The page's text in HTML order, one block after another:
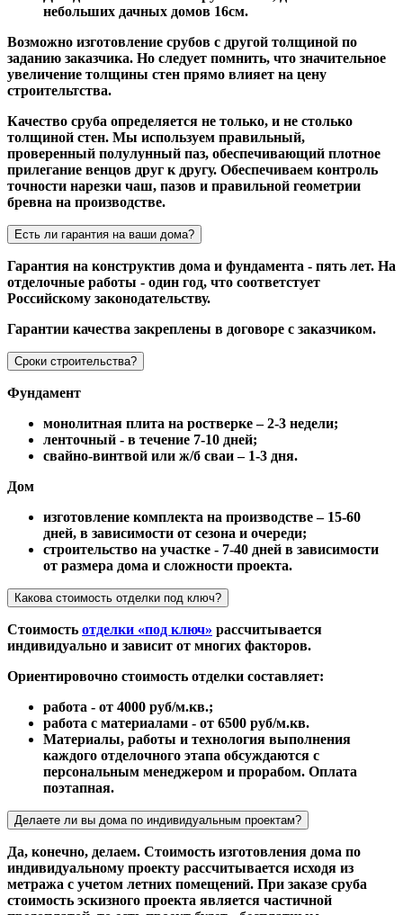
небольших дачных домов 16см.
Возможно изготовление срубов с другой толщиной по
заданию заказчика. Но следует помнить, что значительное
увеличение толщины стен прямо влияет на цену
строительтства.
Качество сруба определяется не только, и не столько
толщиной стен. Мы используем правильный,
проверенный полулунный паз, обеспечивающий плотное
прилегание венцов друг к другу. Обеспечиваем контроль
точности нарезки чаш, пазов и правильной геометрии
бревна на производстве.
Есть ли гарантия на ваши дома?
Гарантия на конструктив дома и фундамента - пять лет. На
отделочные работы - один год, что соответстует
Российскому законодательству.
Гарантии качества закреплены в договоре с заказчиком.
Сроки строительства?
Фундамент
монолитная плита на ростверке – 2-3 недели;
ленточный - в течение 7-10 дней;
свайно-винтвой или ж/б сваи – 1-3 дня.
Дом
изготовление комплекта на производстве – 15-60
дней, в зависимости от сезона и очереди;
строительство на участке - 7-40 дней в зависимости
от размера дома и сложности проекта.
Какова стоимость отделки под ключ?
Стоимость отделки «под ключ» рассчитывается
индивидуально и зависит от многих факторов.
Ориентировочно стоимость отделки составляет:
работа - от 4000 руб/м.кв.;
работа с материалами - от 6500 руб/м.кв.
Материалы, работы и технология выполнения
каждого отделочного этапа обсуждаются с
персональным менеджером и прорабом. Оплата
поэтапная.
Делаете ли вы дома по индивидуальным проектам?
Да, конечно, делаем. Стоимость изготовления дома по
индивидуальному проекту рассчитывается исходя из
метража с учетом летних помещений. При заказе сруба
стоимость эскизного проекта является частичной